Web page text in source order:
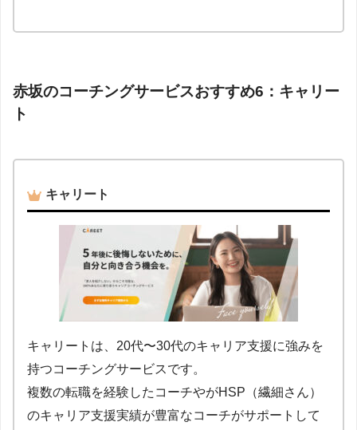
赤坂のコーチングサービスおすすめ6：キャリー
ト
キャリート
キャリートは、20代〜30代のキャリア支援に強みを
持つコーチングサービスです。
複数の転職を経験したコーチやがHSP（繊細さん）
のキャリア支援実績が豊富なコーチがサポートして